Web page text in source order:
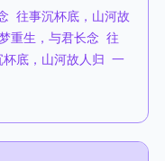
往事沉杯底，山河故
重生，与君长念 往
杯底，山河故人归 一